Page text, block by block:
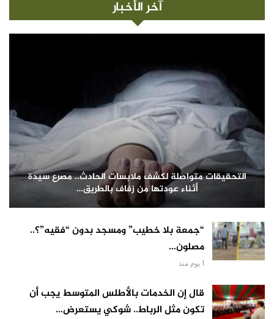
آخر الأخبار
التحقيقات متواصلة لكشف ملابسات الحادث.. مصرع سيدة
أثناء عودتها من زفاف بالطريق…
“جمعة بلا خطيب” ومسجد بدون “فقيه”؟..
مصلون…
1 يوم منذ
قال إن الخدمات بالأطلس المتوسط يجب أن
تكون مثل الرباط.. شوكي يستعرض…